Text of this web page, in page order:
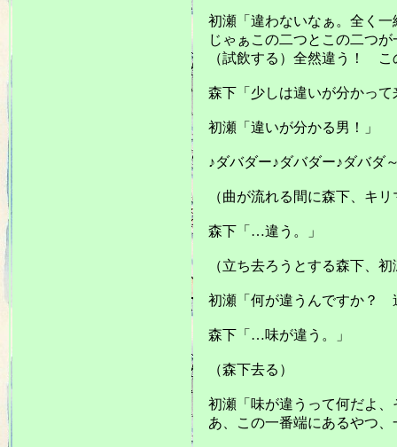
初瀬「違わないなぁ。全く一
じゃぁこの二つとこの二つが
（試飲する）全然違う！ こ
森下「少しは違いが分かって
初瀬「違いが分かる男！」
♪ダバダー♪ダバダー♪ダバダ
（曲が流れる間に森下、キリ
森下「…違う。」
（立ち去ろうとする森下、初
初瀬「何が違うんですか？
森下「…味が違う。」
（森下去る）
初瀬「味が違うって何だよ、
あ、この一番端にあるやつ、